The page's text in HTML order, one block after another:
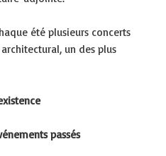
été plusieurs concerts
un des plus
passés